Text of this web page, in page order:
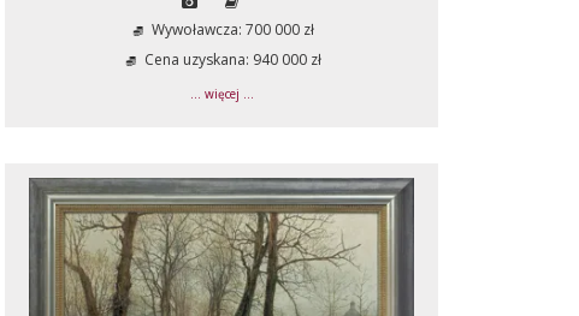
Wywoławcza: 700 000 zł
Cena uzyskana: 940 000 zł
... więcej ...